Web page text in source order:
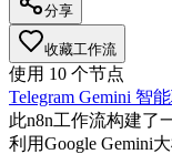
分享
收藏工作流
使用 10 个节点
Telegram Gemini 智
此n8n工作流构建了
利用Google Gemini